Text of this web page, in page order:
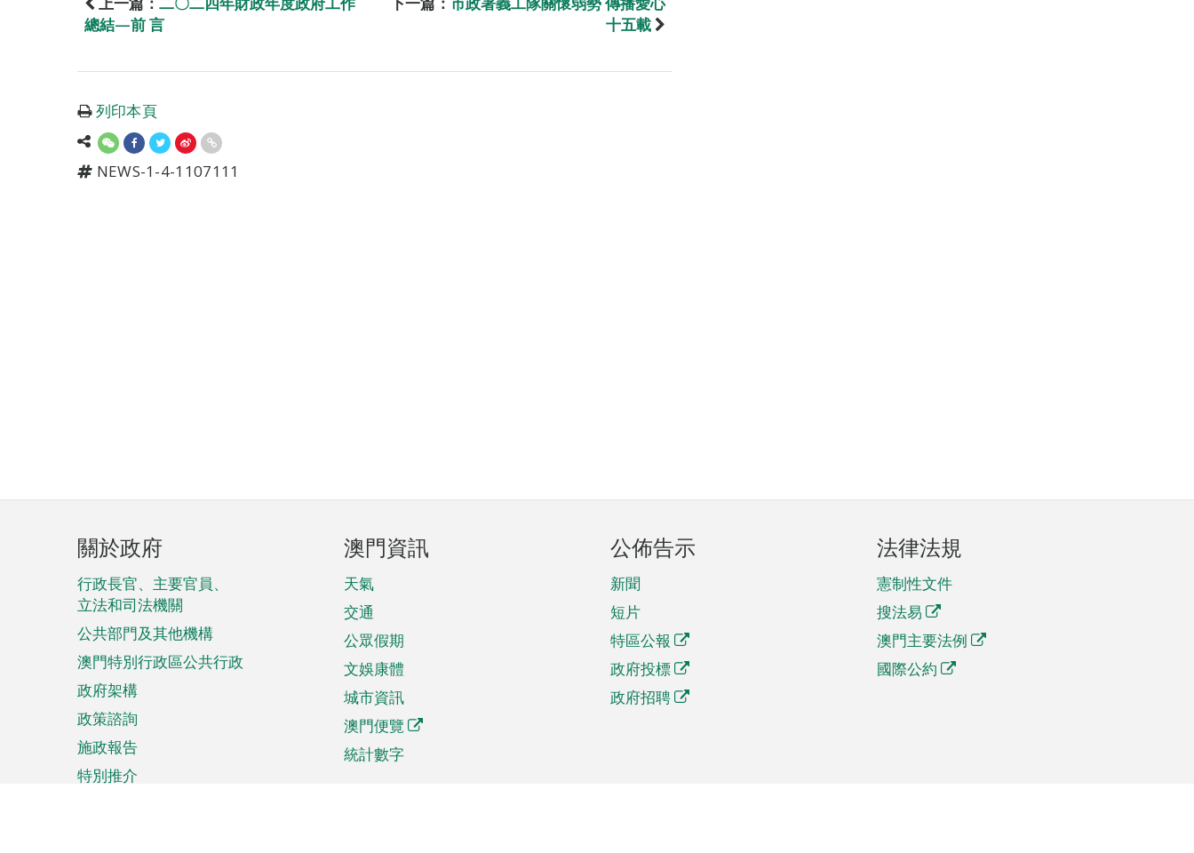
總結—前 言
十五載
列印本頁
NEWS-1-4-1107111
頁
腳
菜
單
關於政府
行政長官、主要官員、
立法和司法機關
公共部門及其他機構
澳門特別行政區公共行政
政府架構
政策諮詢
施政報告
特別推介
澳門資訊
天氣
交通
公眾假期
文娛康體
城市資訊
澳門便覽
統計數字
公佈告示
新聞
短片
特區公報
政府投標
政府招聘
法律法規
憲制性文件
搜法易
澳門主要法例
國際公約